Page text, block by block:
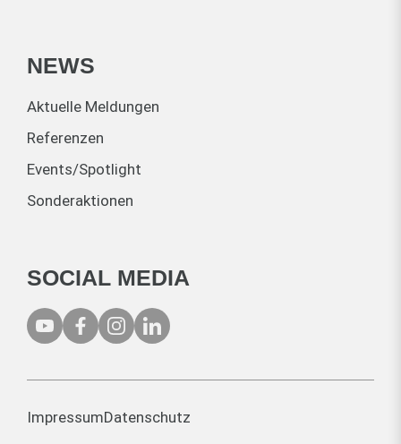
NEWS
Aktuelle Meldungen
Referenzen
Events/Spotlight
Sonderaktionen
SOCIAL MEDIA
ImpressumDatenschutz